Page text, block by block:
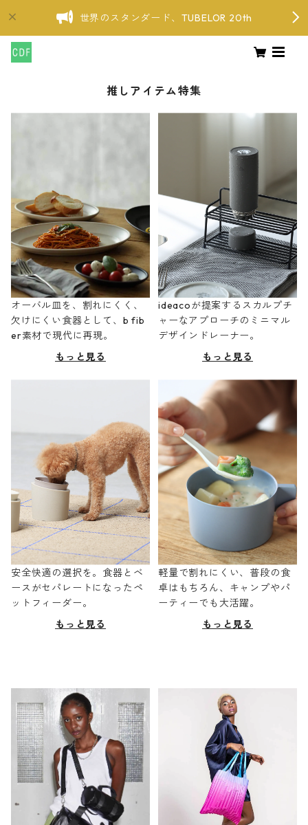
世界のスタンダード、TUBELOR 20th
推しアイテム特集
オーバル皿を、割れにくく、
欠けにくい食器として、b fib
er素材で現代に再現。
もっと見る
ideacoが提案するスカルプチ
ャーなアプローチのミニマル
デザインドレーナー。
もっと見る
安全快適の選択を。食器とベ
ースがセパレートになったペ
ットフィーダー。
もっと見る
軽量で割れにくい、普段の食
卓はもちろん、キャンプやパ
ーティーでも大活躍。
もっと見る